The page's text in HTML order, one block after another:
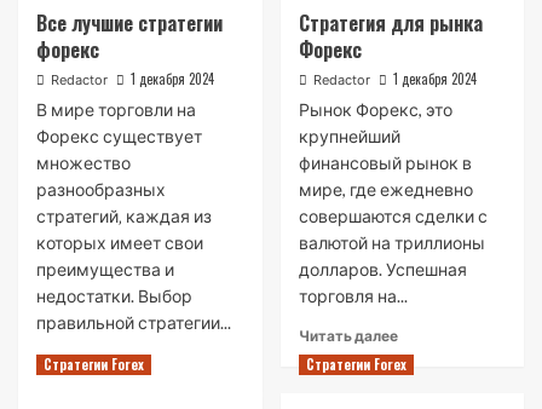
Безиндикаторная
на
на
форекс
Все лучшие стратегии
форекс
Redactor 1 декабря 2024
В мире торговли на
Форекс существует
множество
разнообразных
стратегий‚ каждая из
которых имеет свои
преимущества и
недостатки. Выбор
правильной стратегии...
Читать далееRead
Стратегия для рынка
Форекс
Redactor 1 декабря 2024
Рынок Форекс, это
крупнейший
финансовый рынок в
мире, где ежедневно
совершаются сделки с
валютой на триллионы
долларов. Успешная
торговля на...
Читать далееRead
more
about
Стратегии Forex Стратегии Forex